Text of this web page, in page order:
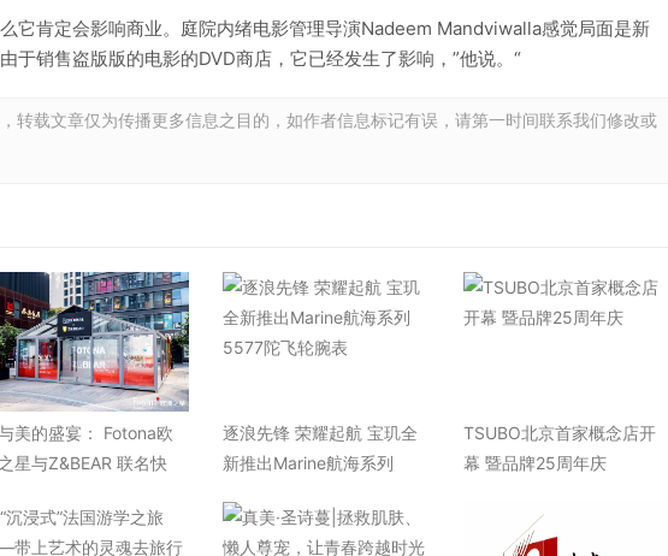
它肯定会影响商业。庭院内绪电影管理导演Nadeem Mandviwalla感觉局面是新
于销售盗版版的电影的DVD商店，它已经发生了影响，”他说。“
转载文章仅为传播更多信息之目的，如作者信息标记有误，请第一时间联系我们修改或
美的盛宴： Fotona欧
星与Z&BEAR 联名快
逐浪先锋 荣耀起航 宝玑全
新推出Marine航海系列
TSUBO北京首家概念店开
幕 暨品牌25周年庆